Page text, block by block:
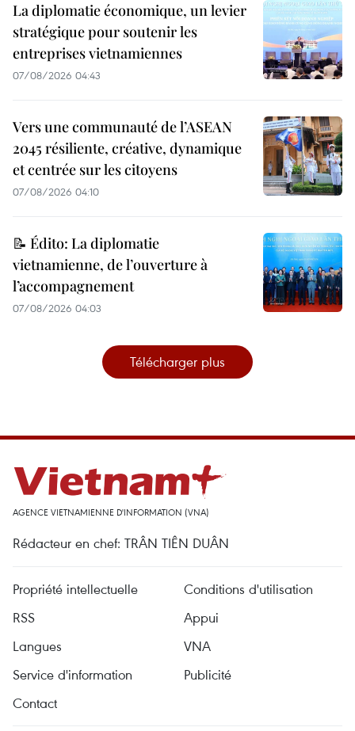
La diplomatie économique, un levier
stratégique pour soutenir les
entreprises vietnamiennes
07/08/2026 04:43
Vers une communauté de l’ASEAN
2045 résiliente, créative, dynamique
et centrée sur les citoyens
07/08/2026 04:10
📝 Édito: La diplomatie
vietnamienne, de l’ouverture à
l’accompagnement
07/08/2026 04:03
Télécharger plus
AGENCE VIETNAMIENNE D'INFORMATION (VNA)
Rédacteur en chef: TRÂN TIÊN DUÂN
Propriété intellectuelle
Conditions d'utilisation
RSS
Appui
Langues
VNA
Service d'information
Publicité
Contact